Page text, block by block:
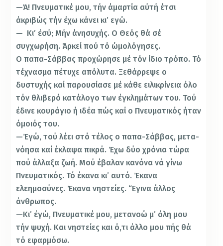
—Ά! Πνευματικέ μου, τήν άμαρτία αύτή έτσι
άκριβώς τήν έχω κάνει κι’ εγώ.
— Κι’ έσύ; Μήν άνησυχής. Ο Θεός θά σέ
συγχωρήση. Άρκεί πού τό ώμολόγησες.
Ο παπα-Σάββας προχώρησε μέ τόν ίδιο τρόπο. Τό
τέχνασμα πέτυχε απόλυτα. Ξεθάρρεψε ο
δυστυχής καί παρουσίασε μέ κάθε ειλικρίνεια όλο
τόν θλιβερό κατά­λογο των έγκλημάτων του. Τού
έδινε κουράγιο ή ιδέα πώς καί ο Πνευματικός ήταν
όμοιός του.
—Έγώ, τού λέει στό τέλος ο παπα-Σάββας, μετα­
νόησα καί έκλαψα πικρά. Έχω δύο χρόνια τώρα
πού άλ­λαξα ζωή. Μού έβαλαν κανόνα νά γίνω
Πνευματικός. Τό έκανα κι’ αυτό. Έκανα
ελεημοσύνες. Έκανα νηστείες. “Εγινα άλλος
άνθρωπος.
—Κι’ έγώ, Πνευματικέ μου, μετανοώ μ’ όλη μου
τήν ψυχή. Και νηστείες και ό,τι άλλο μου πής θά
τό εφαρμόσω.